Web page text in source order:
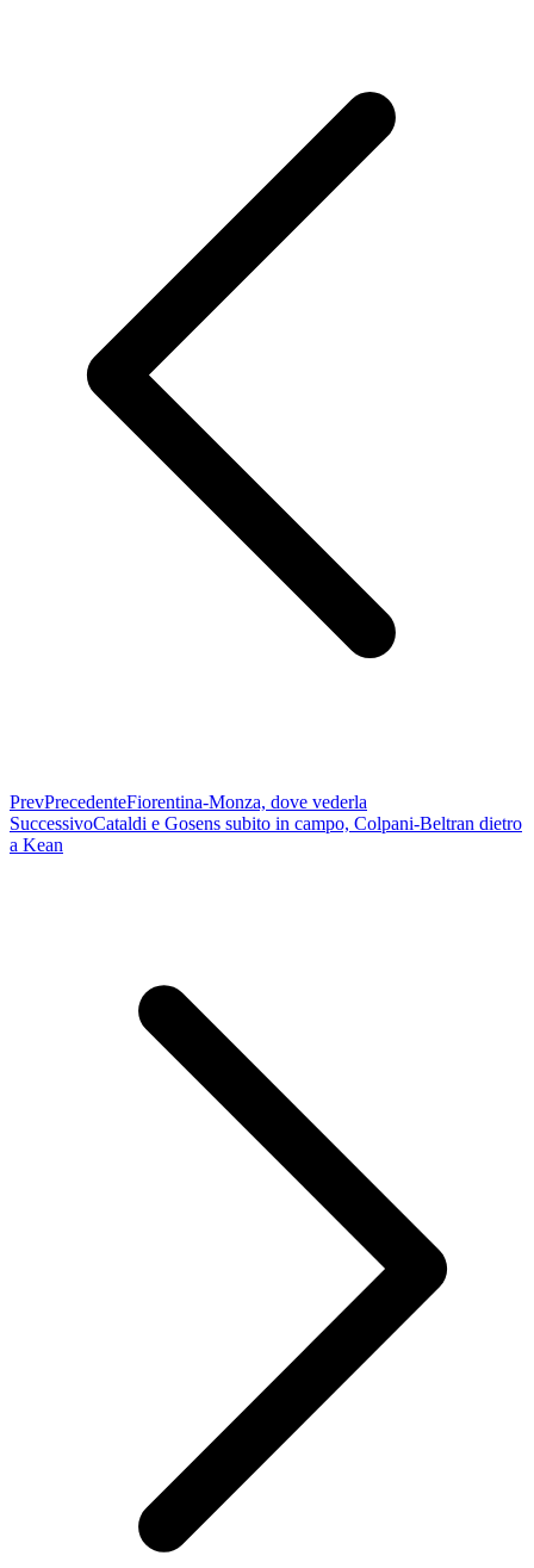
PrevPrecedenteFiorentina-Monza, dove vederla
SuccessivoCataldi e Gosens subito in campo, Colpani-Beltran dietro
a Kean